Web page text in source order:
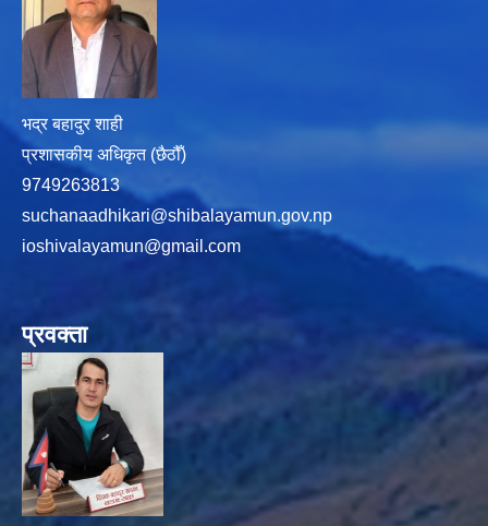
भद्र बहादुर शाही
प्रशासकीय अधिकृत (छैठौँ)
9749263813
suchanaadhikari@shibalayamun.gov.np
ioshivalayamun@gmail.com
प्रवक्ता